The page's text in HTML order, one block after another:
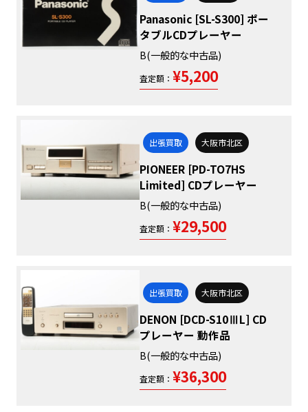
Panasonic [SL-S300] ポー
タブルCDプレーヤー
B(一般的な中古品)
査定額： ¥5,200
出張買取 大阪市北区
PIONEER [PD-TO7HS
Limited] CDプレーヤー
B(一般的な中古品)
査定額： ¥29,500
出張買取 大阪市北区
DENON [DCD-S10ⅢL] CD
プレーヤー 動作品
B(一般的な中古品)
査定額： ¥36,300